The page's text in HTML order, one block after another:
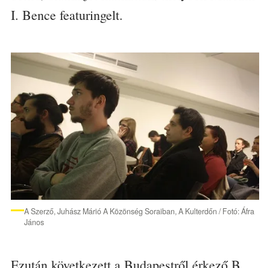
I. Bence featuringelt.
A Szerző, Juhász Márió A Közönség Soraiban, A Kulterdőn / Fotó: Áfra
János
Ezután következett a Budapestről érkező B.